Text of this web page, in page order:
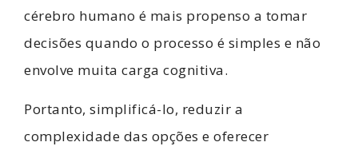
cérebro humano é mais propenso a tomar
decisões quando o processo é simples e não
envolve muita carga cognitiva.
Portanto, simplificá-lo, reduzir a
complexidade das opções e oferecer